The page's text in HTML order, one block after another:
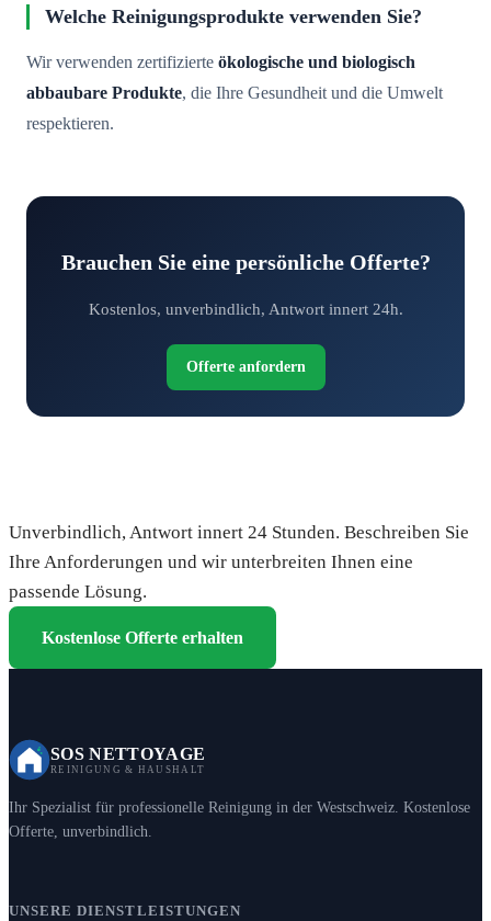
Welche Reinigungsprodukte verwenden Sie?
Wir verwenden zertifizierte ökologische und biologisch
abbaubare Produkte, die Ihre Gesundheit und die Umwelt
respektieren.
Brauchen Sie eine persönliche Offerte?
Kostenlos, unverbindlich, Antwort innert 24h.
Offerte anfordern
Unverbindlich, Antwort innert 24 Stunden. Beschreiben Sie
Ihre Anforderungen und wir unterbreiten Ihnen eine
passende Lösung.
Kostenlose Offerte erhalten
SOS NETTOYAGE
REINIGUNG & HAUSHALT
Ihr Spezialist für professionelle Reinigung in der Westschweiz. Kostenlose
Offerte, unverbindlich.
UNSERE DIENSTLEISTUNGEN